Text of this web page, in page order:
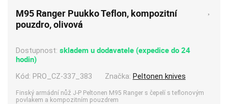
M95 Ranger Puukko Teflon, kompozitní
pouzdro, olivová
Dostupnost:skladem u dodavatele (expedice do 24
hodin)
Kód: PRO_CZ-337_383 Značka: Peltonen knives
Finský armádní nůž J-P Peltonen M95 Ranger s čepelí s teflonovým
povlakem a kompozitním pouzdrem